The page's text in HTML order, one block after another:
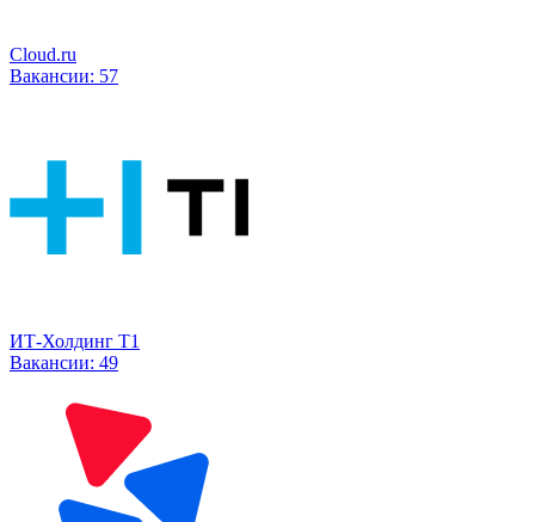
Cloud.ru
Вакансии: 57
ИТ-Холдинг Т1
Вакансии: 49